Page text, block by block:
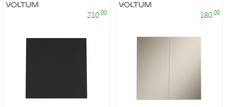
Подсветка
Люстры/
210.00 180.00